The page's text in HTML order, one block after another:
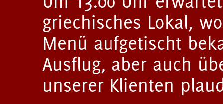
griechisches Lokal,
Menü aufgetischt
Ausflug, aber auch
unserer Klienten